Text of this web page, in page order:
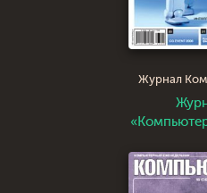
Журнал